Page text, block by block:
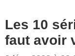
Les 10
faut avoir